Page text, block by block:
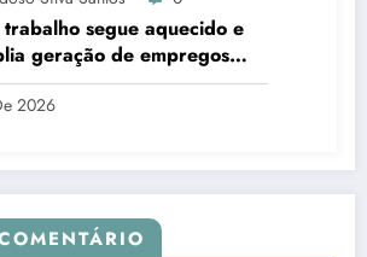
segue aquecido e
geração de empregos
2026